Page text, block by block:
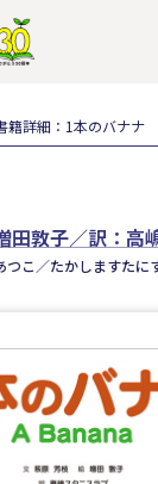
籍詳細：1本のバナナ
田敦子／訳：高
つこ／たかしますたに